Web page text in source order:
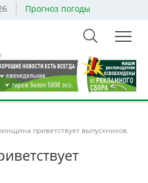
Прогноз погоды
приветствует выпускников.